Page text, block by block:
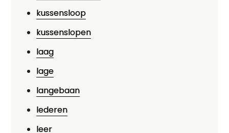
kussensloop
kussenslopen
laag
lage
langebaan
lederen
leer